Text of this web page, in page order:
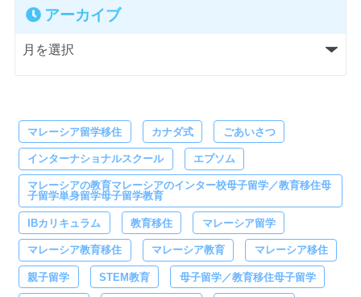
アーカイブ
マレーシア留学移住 カナダ式 ごあいさつ
インターナショナルスクール エプソム
マレーシアの教育マレーシアのインター校母子留学／教育移住母
子留学単身留学母子留学教育
IBカリキュラム 教育移住 マレーシア留学
マレーシア教育移住 マレーシア教育 マレーシア移住
親子留学 STEM教育 母子留学／教育移住母子留学